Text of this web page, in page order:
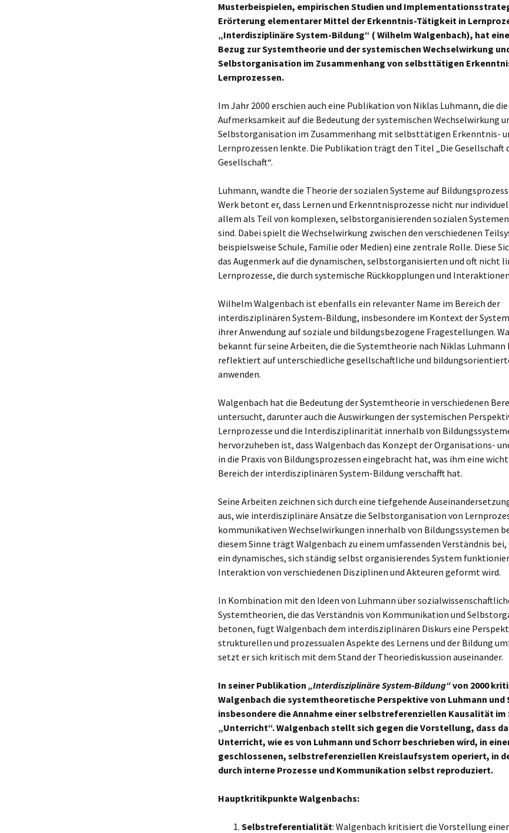
Musterbeispielen, empirischen Studien und
Erörterung elementarer Mittel der Erkenntnis-Tätigkeit in
„Interdisziplinäre System-Bildung“ ( Wilhelm Walgenbach), hat
Bezug zur Systemtheorie und der systemischen Wechselwirkung
Selbstorganisation im Zusammenhang von selbsttätigen
Lernprozessen.
Im Jahr 2000 erschien auch eine Publikation von Niklas Luhmann, die die
Aufmerksamkeit auf die Bedeutung der systemischen Wechselwirkung
Selbstorganisation im Zusammenhang mit selbsttätigen Erkenntnis-
Lernprozessen lenkte. Die Publikation trägt den Titel „Die Gesellschaft
Gesellschaft“.
Luhmann, wandte die Theorie der sozialen Systeme auf
Werk betont er, dass Lernen und Erkenntnisprozesse nicht nur
allem als Teil von komplexen, selbstorganisierenden sozialen
sind. Dabei spielt die Wechselwirkung zwischen den verschiedenen
beispielsweise Schule, Familie oder Medien) eine zentrale Rolle. Diese
das Augenmerk auf die dynamischen, selbstorganisierten und oft nicht
Lernprozesse, die durch systemische Rückkopplungen und
Wilhelm Walgenbach ist ebenfalls ein relevanter Name im Bereich der
interdisziplinären System-Bildung, insbesondere im Kontext der
ihrer Anwendung auf soziale und bildungsbezogene Fragestellungen.
bekannt für seine Arbeiten, die die Systemtheorie nach Niklas
reflektiert auf unterschiedliche gesellschaftliche und
anwenden.
Walgenbach hat die Bedeutung der Systemtheorie in verschiedenen
untersucht, darunter auch die Auswirkungen der systemischen
Lernprozesse und die Interdisziplinarität innerhalb von
hervorzuheben ist, dass Walgenbach das Konzept der Organisations-
in die Praxis von Bildungsprozessen eingebracht hat, was ihm eine
Bereich der interdisziplinären System-Bildung verschafft hat.
Seine Arbeiten zeichnen sich durch eine tiefgehende
aus, wie interdisziplinäre Ansätze die Selbstorganisation von
kommunikativen Wechselwirkungen innerhalb von Bildungssystemen
diesem Sinne trägt Walgenbach zu einem umfassenden Verständnis
ein dynamisches, sich ständig selbst organisierendes System
Interaktion von verschiedenen Disziplinen und Akteuren geformt wird.
In Kombination mit den Ideen von Luhmann über
Systemtheorien, die das Verständnis von Kommunikation und
betonen, fügt Walgenbach dem interdisziplinären Diskurs eine
strukturellen und prozessualen Aspekte des Lernens und der Bildung
setzt er sich kritisch mit dem Stand der Theoriediskussion auseinander.
In seiner Publikation „Interdisziplinäre System-Bildung“von 2000
Walgenbach die systemtheoretische Perspektive von Luhmann und
insbesondere die Annahme einer selbstreferenziellen Kausalität im
„Unterricht“. Walgenbach stellt sich gegen die Vorstellung, dass
Unterricht, wie es von Luhmann und Schorr beschrieben wird, in
geschlossenen, selbstreferenziellen Kreislaufsystem operiert, in
durch interne Prozesse und Kommunikation selbst reproduziert.
Hauptkritikpunkte Walgenbachs:
Selbstreferentialität: Walgenbach kritisiert die Vorstellung